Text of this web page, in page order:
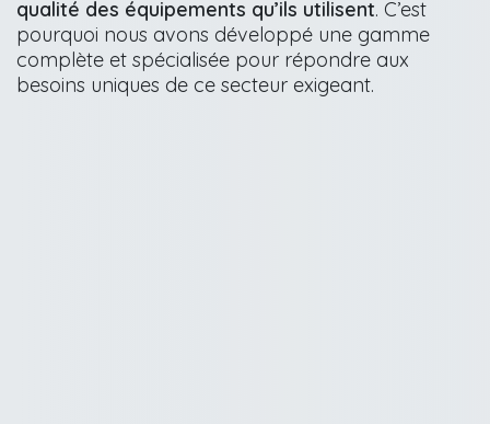
qualité des équipements qu’ils utilisent. C’est
pourquoi nous avons développé une gamme
complète et spécialisée pour répondre aux
besoins uniques de ce secteur exigeant.